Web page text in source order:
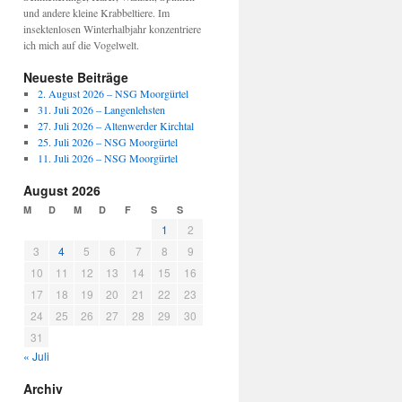
und andere kleine Krabbeltiere. Im
insektenlosen Winterhalbjahr konzentriere
ich mich auf die Vogelwelt.
Neueste Beiträge
2. August 2026 – NSG Moorgürtel
31. Juli 2026 – Langenlehsten
27. Juli 2026 – Altenwerder Kirchtal
25. Juli 2026 – NSG Moorgürtel
11. Juli 2026 – NSG Moorgürtel
August 2026
M D M D F S S
1
2
3
4 5 6 7 8
9
10
11 12 13 14 15
16
17
18 19 20 21 22
23
24
25 26 27 28 29
30
31
« Juli
Archiv